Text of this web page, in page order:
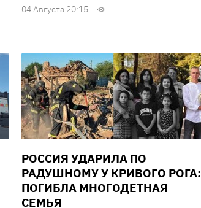
04 Августа 20:15
РОССИЯ УДАРИЛА ПО
РАДУШНОМУ У КРИВОГО РОГА:
ПОГИБЛА МНОГОДЕТНАЯ
СЕМЬЯ